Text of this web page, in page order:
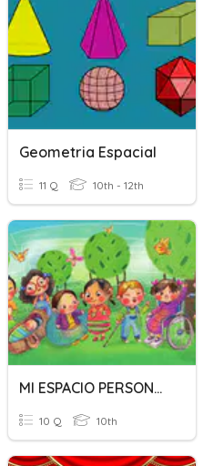
Geometria Espacial
11 Q 10th - 12th
MI ESPACIO PERSONAL.......
10 Q 10th